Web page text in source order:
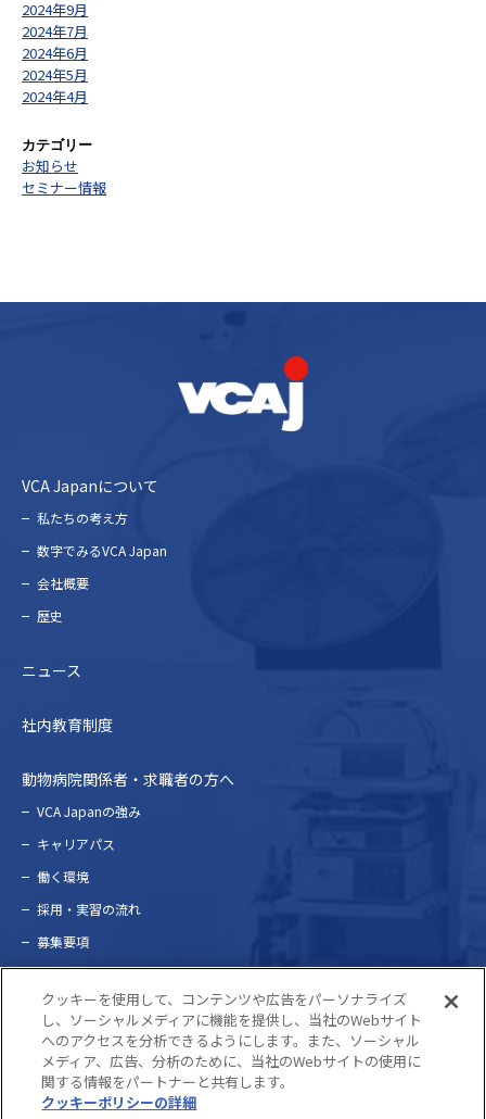
2024年9月
2024年7月
2024年6月
2024年5月
2024年4月
カテゴリー
お知らせ
セミナー情報
VCA Japanについて
私たちの考え⽅
数字でみるVCA Japan
会社概要
歴史
ニュース
社内教育制度
動物病院関係者・求職者の方へ
VCA Japanの強み
キャリアパス
働く環境
採⽤・実習の流れ
募集要項
問い合わせ
プライバシーポリシー
©2022 VCA Japan. ALL RIGHTS RESERVED.
クッキーを使用して、コンテンツや広告をパーソナライズ
し、ソーシャルメディアに機能を提供し、当社のWebサイト
へのアクセスを分析できるようにします。また、ソーシャル
メディア、広告、分析のために、当社のWebサイトの使用に
関する情報をパートナーと共有します。
クッキーポリシーの詳細